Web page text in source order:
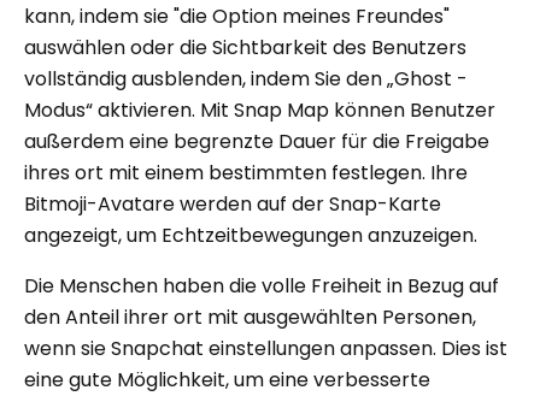
kann, indem sie "die Option meines Freundes"
auswählen oder die Sichtbarkeit des Benutzers
vollständig ausblenden, indem Sie den „Ghost -
Modus“ aktivieren. Mit Snap Map können Benutzer
außerdem eine begrenzte Dauer für die Freigabe
ihres ort mit einem bestimmten festlegen. Ihre
Bitmoji-Avatare werden auf der Snap-Karte
angezeigt, um Echtzeitbewegungen anzuzeigen.
Die Menschen haben die volle Freiheit in Bezug auf
den Anteil ihrer ort mit ausgewählten Personen,
wenn sie Snapchat einstellungen anpassen. Dies ist
eine gute Möglichkeit, um eine verbesserte